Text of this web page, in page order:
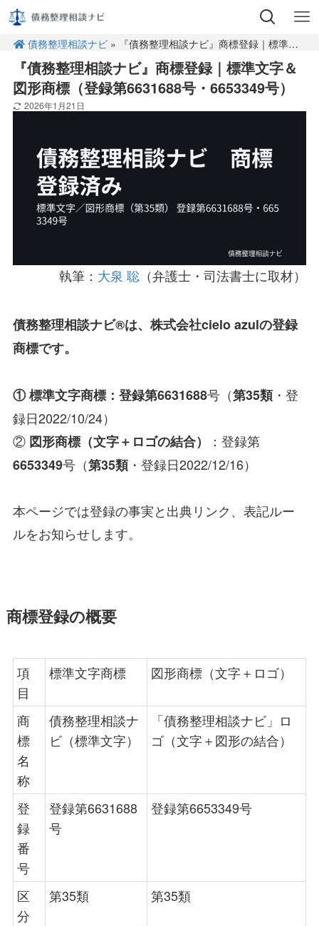
債務整理相談ナビ » 『債務整理相談ナビ』商標登録｜標準文字＆図形商標（登録第6631688号・6653349号）
『債務整理相談ナビ』商標登録｜標準文字＆
図形商標（登録第6631688号・6653349号）
2026年1月21日
執筆： 大泉 聡 （弁護士・司法書士に取材）
債務整理相談ナビ®は、株式会社cielo azulの登録
商標です。
① 標準文字商標：登録第6631688号（第35類・登
録日2022/10/24）
② 図形商標（文字＋ロゴの結合）
：登録第
6653349号（第35類・登録日2022/12/16）
本ページでは登録の事実と出典リンク、表記ルー
ルをお知らせします。
商標登録の概要
項
目
標準文字商標 図形商標（文字＋ロゴ）
商
標
名
称
債務整理相談ナ
ビ（標準文字）
「債務整理相談ナビ」ロ
ゴ（文字＋図形の結合）
登
録
番
号
登録第6631688
号
登録第6653349号
区
分
第35類 第35類